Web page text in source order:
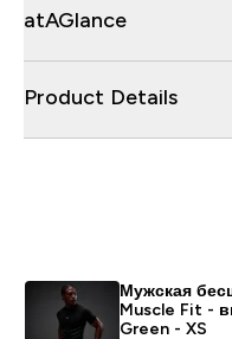
atAGlance
Product Details
Мужская
Muscle Fit -
Green - XS